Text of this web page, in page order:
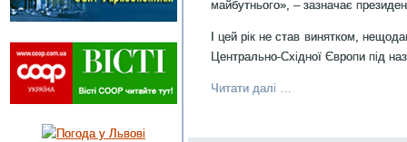
майбутнього», – зазначає
І цей рік не став винятком,
Центрально-Східної Європи під
Читати далі …